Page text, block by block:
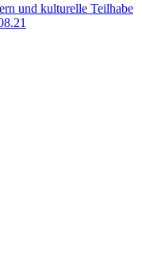
und kulturelle Teilhabe